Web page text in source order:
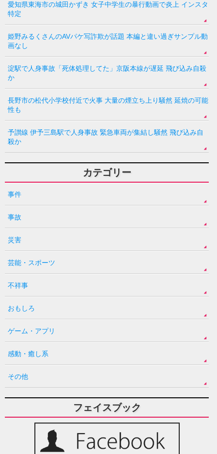
愛知県東海市の城田かずき 女子中学生の暴行動画で炎上 インスタ
特定
姫野みるくさんのAVパケ写詐欺が話題 本編と違い過ぎサンプル動
画なし
淀駅で人身事故「死体処理してた」京阪本線が遅延 飛び込み自殺
か
長野市の松代小学校付近で火事 大量の煙立ち上り騒然 延焼の可能
性も
予讃線 伊予三島駅で人身事故 緊急車両が集結し騒然 飛び込み自
殺か
カテゴリー
事件
事故
災害
芸能・スポーツ
不祥事
おもしろ
ゲーム・アプリ
感動・癒し系
その他
フェイスブック